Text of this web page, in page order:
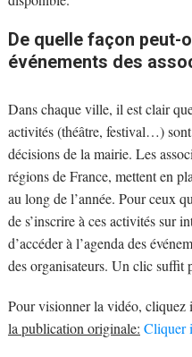
De quelle façon peut-
événements des
Dans chaque ville, il est clair
activités (théâtre, festival…)
décisions de la mairie. Les
régions de France, mettent en
au long de l’année. Pour ceux
de s’inscrire à ces activités sur
d’accéder à l’agenda des
des organisateurs. Un clic suffit
Pour visionner la vidéo, cliquez
la publication originale: Cliquer